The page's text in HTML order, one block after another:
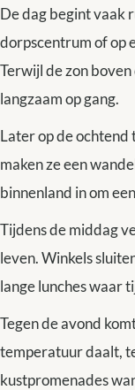
De dag begint vaak
dorpscentrum of op
Terwijl de zon
langzaam op gang.
Later op de
maken ze een
binnenland in om
Tijdens de middag
leven. Winkels
lange lunches waar
Tegen de avond
temperatuur daalt,
kustpromenades